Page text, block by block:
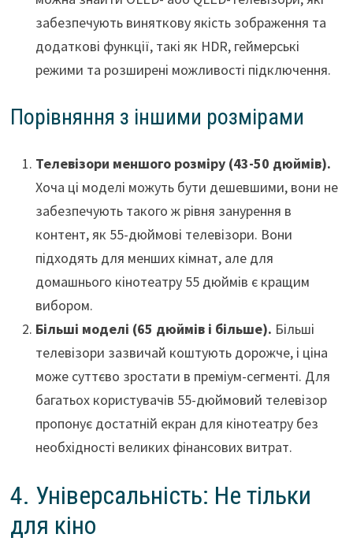
забезпечують виняткову якість зображення та
додаткові функції, такі як HDR, геймерські
режими та розширені можливості підключення.
Порівняння з іншими розмірами
Телевізори меншого розміру (43-50 дюймів).
Хоча ці моделі можуть бути дешевшими, вони не
забезпечують такого ж рівня занурення в
контент, як 55-дюймові телевізори. Вони
підходять для менших кімнат, але для
домашнього кінотеатру 55 дюймів є кращим
вибором.
Більші моделі (65 дюймів і більше). Більші
телевізори зазвичай коштують дорожче, і ціна
може суттєво зростати в преміум-сегменті. Для
багатьох користувачів 55-дюймовий телевізор
пропонує достатній екран для кінотеатру без
необхідності великих фінансових витрат.
4. Універсальність: Не тільки
для кіно